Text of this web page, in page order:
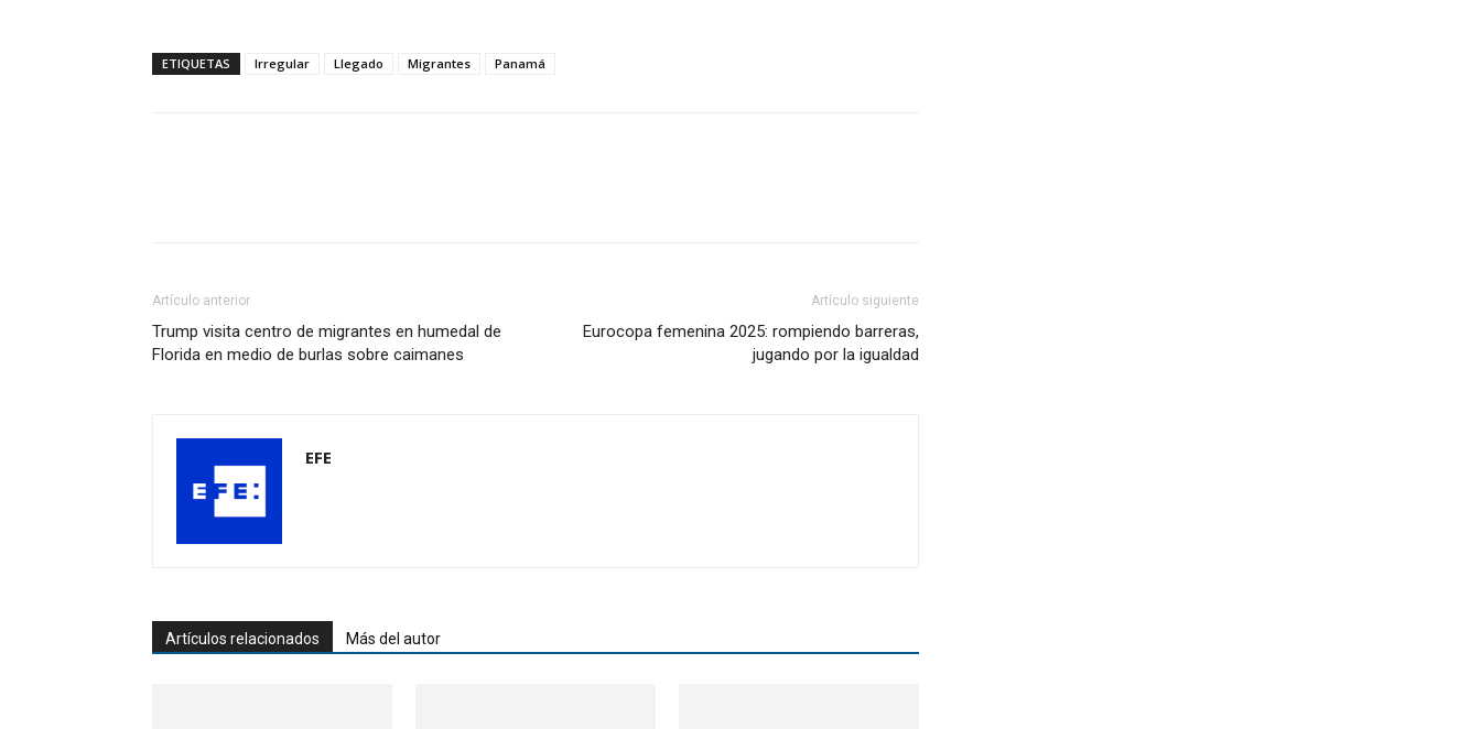
ETIQUETAS Irregular Llegado Migrantes Panamá
Artículo anterior
Trump visita centro de migrantes en humedal de
Florida en medio de burlas sobre caimanes
Artículo siguiente
Eurocopa femenina 2025: rompiendo barreras,
jugando por la igualdad
EFE
Artículos relacionados Más del autor